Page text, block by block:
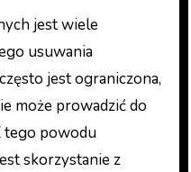
jest wiele
usuwania
jest ograniczona,
może prowadzić do
tego powodu
skorzystanie z